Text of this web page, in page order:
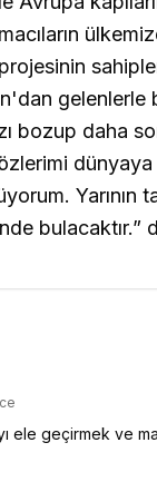
bozup daha
Yarının
bulacaktır.”
ele geçirmek ve